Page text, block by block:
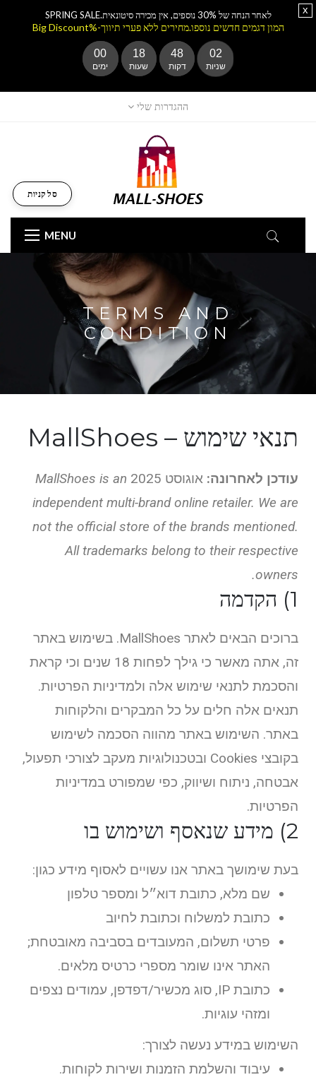
ההגדרות שלי
MENU
סל קניות
TERMS AND
CONDITION
תנאי שימוש – MallShoes
עודכן לאחרונה: אוגוסט 2025
MallShoes is an
independent multi-brand online retailer. We are
not the official store of the brands mentioned.
All trademarks belong to their respective
owners.
1) הקדמה
ברוכים הבאים לאתר MallShoes. בשימוש באתר
זה, אתה מאשר כי גילך לפחות 18 שנים וכי קראת
והסכמת לתנאי שימוש אלה ולמדיניות הפרטיות.
תנאים אלה חלים על כל המבקרים והלקוחות
באתר. השימוש באתר מהווה הסכמה לשימוש
בקובצי Cookies ובטכנולוגיות מעקב לצורכי תפעול,
אבטחה, ניתוח ושיווק, כפי שמפורט במדיניות
הפרטיות.
2) מידע שנאסף ושימוש בו
בעת שימושך באתר אנו עשויים לאסוף מידע כגון:
שם מלא, כתובת דוא״ל ומספר טלפון
כתובת למשלוח וכתובת לחיוב
פרטי תשלום, המעובדים בסביבה מאובטחת;
האתר אינו שומר מספרי כרטיס מלאים.
כתובת IP, סוג מכשיר/דפדפן, עמודים נצפים
ומזהי עוגיות.
השימוש במידע נעשה לצורך:
עיבוד והשלמת הזמנות ושירות לקוחות.
לאחר הנחה של 30% נוספים, אין מכירה סיטונאית.SPRING SALE
המון דגמים חדשים נוספו.מחירים ללא פערי תיווך-%Big Discount
00
ימים
18
שעות
48
דקות
02
שניות
x